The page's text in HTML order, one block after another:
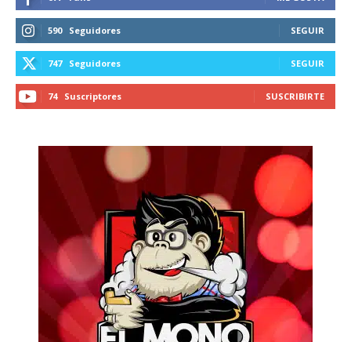
590 Seguidores SEGUIR
747 Seguidores SEGUIR
74 Suscriptores SUSCRIBIRTE